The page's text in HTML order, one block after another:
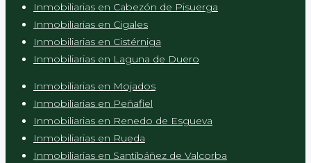
Inmobiliarias en Cabezón de Pisuerga
Inmobiliarias en Cigales
Inmobiliarias en Cistérniga
Inmobiliarias en Laguna de Duero
Inmobiliarias en Mojados
Inmobiliarias en Peñafiel
Inmobiliarias en Renedo de Esgueva
Inmobiliarias en Rueda
Inmobiliarias en Santibáñez de Valcorba